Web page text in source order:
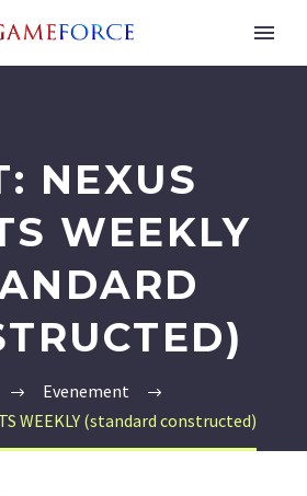
NEXUS
WEEKLY
Evenement
WEEKLY (standard constructed)